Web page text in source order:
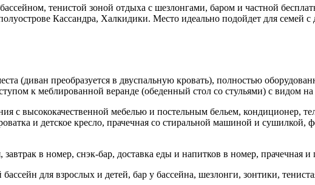
тенистой зоной отдыха с шезлонгами, баром и частной
Кассандра, Халкидики. Место идеально подойдет для семей с
(диван преобразуется в двуспальную кровать), полностью
к меблированной веранде (обеденный стол со стульями) с видом на
с высококачественной мебелью и постельным бельем, кондиционер,
и детское кресло, прачечная со стиральной машиной и сушилкой,
в номер, снэк-бар, доставка еды и напитков в номер, прачечная
для взрослых и детей, бар у бассейна, шезлонги, зонтики,